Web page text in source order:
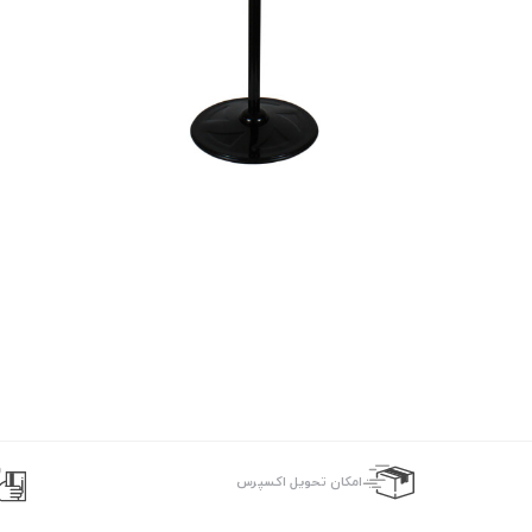
اﻣﮑﺎن ﺗﺤﻮﯾﻞ اﮐﺴﭙﺮس